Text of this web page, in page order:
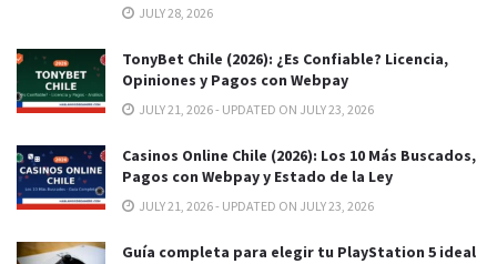
JULY 28, 2026
TonyBet Chile (2026): ¿Es Confiable? Licencia,
Opiniones y Pagos con Webpay
JULY 21, 2026 - UPDATED ON JULY 23, 2026
Casinos Online Chile (2026): Los 10 Más Buscados,
Pagos con Webpay y Estado de la Ley
JULY 21, 2026 - UPDATED ON JULY 23, 2026
Guía completa para elegir tu PlayStation 5 ideal